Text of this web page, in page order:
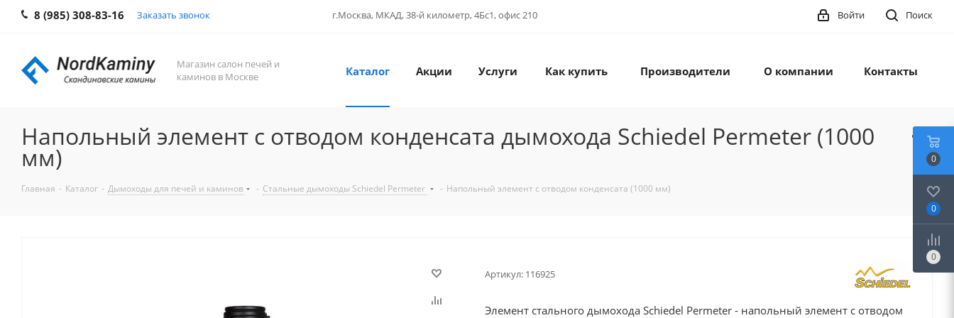
8 (985) 308-83-16 Заказать звонок г.Москва, МКАД, 38-й километр, 4Бс1, офис 210 Поиск
Войти
Магазин салон печей и
каминов в Москве
Каталог Акции Услуги Как купить Производители О компании Контакты
Напольный элемент с отводом конденсата дымохода Schiedel Permeter (1000
мм)
Главная - Каталог - Дымоходы для печей и каминов - Стальные дымоходы Schiedel Permeter - Напольный элемент с отводом конденсата (1000 мм)
Артикул: 116925
Элемент стального дымохода Schiedel Permeter - напольный элемент с отводом
0
0
0